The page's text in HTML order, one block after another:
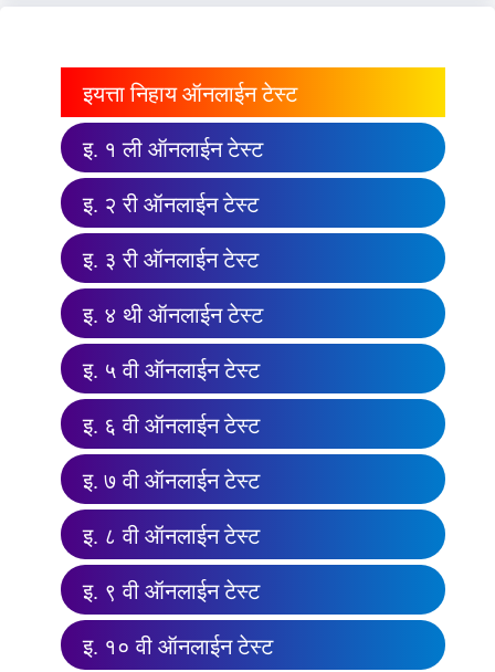
इयत्ता निहाय ऑनलाईन टेस्ट
इ. १ ली ऑनलाईन टेस्ट
इ. २ री ऑनलाईन टेस्ट
इ. ३ री ऑनलाईन टेस्ट
इ. ४ थी ऑनलाईन टेस्ट
इ. ५ वी ऑनलाईन टेस्ट
इ. ६ वी ऑनलाईन टेस्ट
इ. ७ वी ऑनलाईन टेस्ट
इ. ८ वी ऑनलाईन टेस्ट
इ. ९ वी ऑनलाईन टेस्ट
इ. १० वी ऑनलाईन टेस्ट